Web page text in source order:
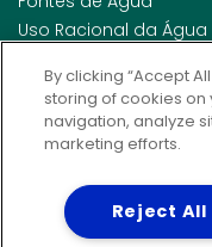
Uso Racional da Água
Esgotamento Sanitário
Regulamento de
Indicadores de
INVESTIDORES
By clicking “Accept
storing of cookies
navigation, analyze
marketing efforts.
Reject All